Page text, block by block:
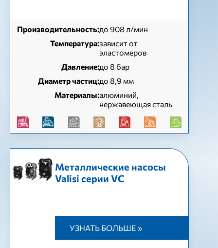
Производительность:до 908 л/мин
Температура:зависит от
эластомеров
Давление:до 8 бар
Диаметр частиц:до 8,9 мм
Материалы:алюминий,
нержавеющая сталь
Металлические насосы
Valisi серии VC
УЗНАТЬ БОЛЬШЕ »